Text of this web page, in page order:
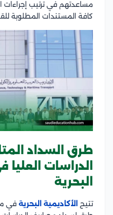
مساعدتهم في ترتيب إجراءات
كافة المستندات المطلوبة
طرق السداد
الدراسات العليا
البحرية
تتيح الأكاديمية البحرية في